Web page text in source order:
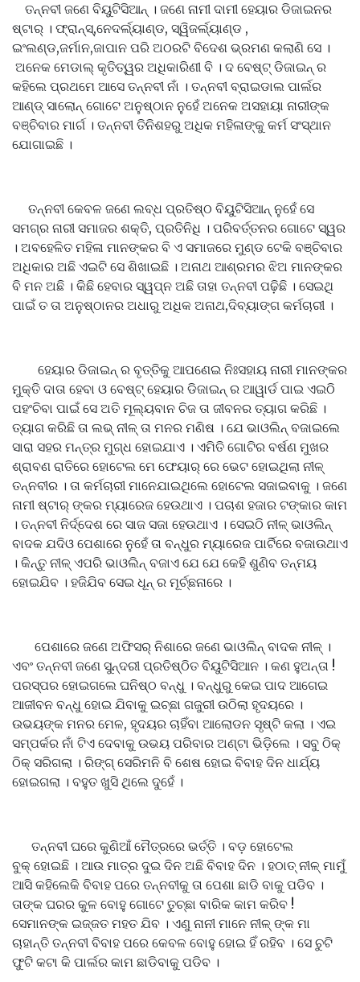
ତନ୍ନବୀ ଜଣେ ବିୟୁଟିସିଆନ୍ । ଜଣେ ନାମୀ ଦାମୀ ହେୟାର ଡିଜାଇନର
ଷ୍ଟାର୍ । ଫ୍ରାନ୍ସ୍,ନେଦର୍ଲ୍ୟାଣ୍ଡ, ସ୍ୱିଜର୍ଲ୍ୟାଣ୍ଡ ,
ଇଂଲଣ୍ଡ,ଜର୍ମାନ,ଜାପାନ ପରି ଅଠରଟି ବିଦେଶ ଭ୍ରମଣ କଲାଣି ସେ ।
ଅନେକ ମେଡାଲ୍ କୃତିତ୍ୱର ଅଧିକାରିଣୀ ବି । ଦ ବେଷ୍ଟ୍ ଡିଜାଇନ୍ ର
କହିଲେ ପ୍ରଥମେ ଆସେ ତନ୍ନବୀ ନାଁ । ତନ୍ନବୀ ବ୍ରାଇଡାଲ ପାର୍ଲର
ଆଣ୍ଡ୍ ସାଲୋନ୍ ଗୋଟେ ଅନୁଷ୍ଠାନ ନୁହେଁ ଅନେକ ଅସହାୟା ନାରୀଙ୍କ
ବଞ୍ଚିବାର ମାର୍ଗ । ତନ୍ନବୀ ତିନିଶହରୁ ଅଧିକ ମହିଳାଙ୍କୁ କର୍ମ ସଂସ୍ଥାନ
ଯୋଗାଇଛି ।
ତନ୍ନବୀ କେବଳ ଜଣେ ଲବ୍ଧ ପ୍ରତିଷ୍ଠ ବିୟୁଟିସିଆନ୍ ନୁହେଁ ସେ
ସମଗ୍ର ନାରୀ ସମାଜର ଶକ୍ତି, ପ୍ରତିନିଧି । ପରିବର୍ତ୍ତନର ଗୋଟେ ସ୍ୱର
। ଅବହେଳିତ ମହିଳା ମାନଙ୍କର ବି ଏ ସମାଜରେ ମୁଣ୍ଡ ଟେକି ବଞ୍ଚିବାର
ଅଧିକାର ଅଛି ଏଇଟି ସେ ଶିଖାଇଛି । ଅନାଥ ଆଶ୍ରମର ଝିଅ ମାନଙ୍କର
ବି ମନ ଅଛି । କିଛି ହେବାର ସ୍ୱପ୍ନ ଅଛି ତାହା ତନ୍ନବୀ ପଢ଼ିଛି । ସେଇଥି
ପାଇଁ ତ ତା ଅନୁଷ୍ଠାନର ଅଧାରୁ ଅଧିକ ଅନାଥ,ଦିବ୍ୟାଙ୍ଗ କର୍ମଚାରୀ ।
ହେୟାର ଡିଜାଇନ୍ ର ବୃତ୍ତିକୁ ଆପଣେଇ ନିଃସହାୟ ନାରୀ ମାନଙ୍କର
ମୁକ୍ତି ଦାତା ହେବା ଓ ବେଷ୍ଟ୍ ହେୟାର ଡିଜାଇନ୍ ର ଆୱାର୍ଡ ପାଇ ଏଇଠି
ପହଂଚିବା ପାଇଁ ସେ ଅତି ମୂଲ୍ୟବାନ ଚିଜ ତା ଜୀବନର ତ୍ୟାଗ କରିଛି ।
ତ୍ୟାଗ କରିଛି ତା ଲଭ୍ ନୀଳ୍ ତା ମନର ମଣିଷ । ଯେ ଭାଓଲିନ୍ ବଜାଇଲେ
ସାରା ସହର ମନ୍ତ୍ର ମୁଗ୍ଧ ହୋଇଯାଏ । ଏମିତି ଗୋଟିର ବର୍ଷଣ ମୁଖର
ଶ୍ରାବଣ ରାତିରେ ହୋଟେଲ ମେ ଫେୟାର୍ ରେ ଭେଟ ହୋଇଥିଲା ନୀଳ୍
ତନ୍ନବୀର । ତା କର୍ମଚାରୀ ମାନେଯାଇଥିଲେ ହୋଟେଲ ସଜାଇବାକୁ । ଜଣେ
ନାମୀ ଷ୍ଟାର୍ ଙ୍କର ମ୍ୟାରେଜ ହେଉଥାଏ । ପଚାଶ ହଜାର ଟଙ୍କାର କାମ
। ତନ୍ନବୀ ନିର୍ଦ୍ଦେଶ ରେ ସାଜ ସଜା ହେଉଥାଏ । ସେଇଠି ନୀଳ୍ ଭାଓଲିନ୍
ବାଦକ ଯଦିଓ ପେଶାରେ ନୁହେଁ ତା ବନ୍ଧୁର ମ୍ୟାରେଜ ପାର୍ଟିରେ ବଜାଉଥାଏ
। କିନ୍ତୁ ନୀଳ୍ ଏପରି ଭାଓଲିନ୍ ବଜାଏ ଯେ ଯେ କେହି ଶୁଣିବ ତନ୍ମୟ
ହୋଇଯିବ । ହଜିଯିବ ସେଇ ଧୂନ୍ ର ମୂର୍ଚ୍ଛନାରେ ।
ପେଶାରେ ଜଣେ ଅଫିସର୍ ନିଶାରେ ଜଣେ ଭାଓଲିନ୍ ବାଦକ ନୀଳ୍ ।
ଏବଂ ତନ୍ନବୀ ଜଣେ ସୁନ୍ଦରୀ ପ୍ରତିଷ୍ଠିତ ବିୟୁଟିସିଆନ । କଣ ହୁଅନ୍ତା !
ପରସ୍ପର ହୋଇଗଲେ ଘନିଷ୍ଠ ବନ୍ଧୁ । ବନ୍ଧୁରୁ କେଇ ପାଦ ଆଗେଇ
ଆଜୀବନ ବନ୍ଧୁ ହୋଇ ଯିବାକୁ ଇଚ୍ଛା ଗଜୁରୀ ଉଠିଲା ହୃଦୟରେ ।
ଉଭୟଙ୍କ ମନର ମେଳ, ହୃଦୟର ଚାହିଁବା ଆଲୋଡନ ସୃଷ୍ଟି କଲା । ଏଇ
ସମ୍ପର୍କର ନାଁ ଟିଏ ଦେବାକୁ ଉଭୟ ପରିବାର ଅଣ୍ଟା ଭିଡ଼ିଲେ । ସବୁ ଠିକ୍
ଠିକ୍ ସରିଗଲା । ରିଙ୍ଗ୍ ସେରିମନି ବି ଶେଷ ହୋଇ ବିବାହ ଦିନ ଧାର୍ଯ୍ୟ
ହୋଇଗଲା । ବହୁତ ଖୁସି ଥିଲେ ଦୁହେଁ ।
ତନ୍ନବୀ ଘରେ କୁଣିଆଁ ମୈତ୍ରରେ ଭର୍ତ୍ତି । ବଡ଼ ହୋଟେଲ
ବୁକ୍ ହୋଇଛି । ଆଉ ମାତ୍ର ଦୁଇ ଦିନ ଅଛି ବିବାହ ଦିନ । ହଠାତ୍ ନୀଳ୍ ମାମୁଁ
ଆସି କହିଲେକି ବିବାହ ପରେ ତନ୍ନବୀକୁ ତା ପେଶା ଛାଡି ବାକୁ ପଡିବ ।
ତାଙ୍କ ଘରର କୁଳ ବୋହୁ ଗୋଟେ ତୁଚ୍ଛା ବାରିକ କାମ କରିବ !
ସେମାନଙ୍କ ଇଜ୍ଜତ ମହତ ଯିବ । ଏଣୁ ନାନୀ ମାନେ ନୀଳ୍ ଙ୍କ ମା
ଚାହାନ୍ତି ତନ୍ନବୀ ବିବାହ ପରେ କେବଳ ବୋହୁ ହୋଇ ହିଁ ରହିବ । ସେ ଚୁଟି
ଫୁଟି କଟା କି ପାର୍ଲର କାମ ଛାଡିବାକୁ ପଡିବ ।